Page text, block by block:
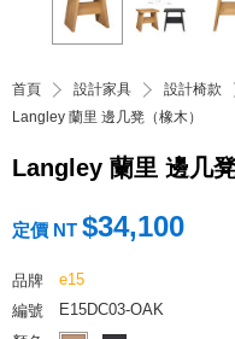
首頁 設計家具 設計椅款
Langley 蘭里 邊几凳（橡木）
Langley 蘭里 邊几凳
定價 NT $34,100
品牌
e15
編號
E15DC03-OAK